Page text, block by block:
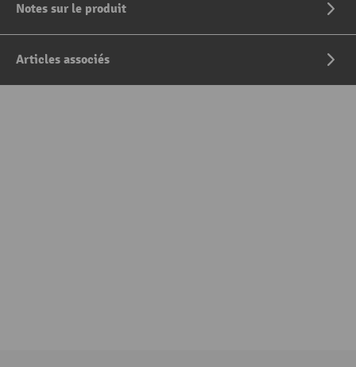
Notes sur le produit
Articles associés